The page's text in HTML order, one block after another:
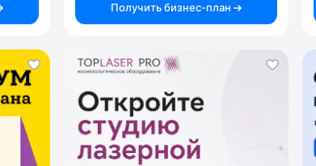
Получить бизнес-план